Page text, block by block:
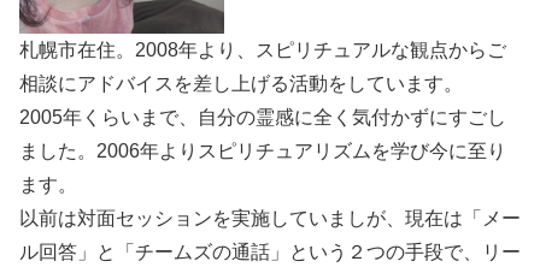
札幌市在住。2008年より、スピリチュアルな観点からご
相談にアドバイスを差し上げる活動をしています。
2005年くらいまで、自分の霊感に全く気付かずにすごし
ました。2006年よりスピリチュアリズムを学び今に至り
ます。
以前は対面セッションを実施していましが、現在は「メー
ル回答」と「チームズの通話」という２つの手段で、リー